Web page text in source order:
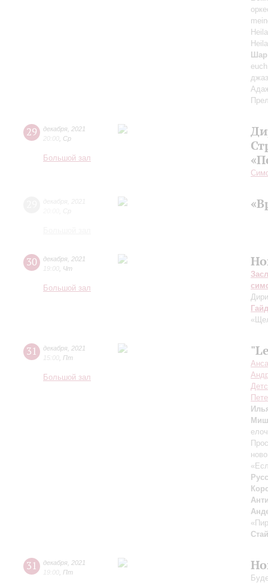
29 декабря 2021
20:00 Ср
Большой зал
30 декабря 2021
19:00 Чт
Большой зал
31 декабря 2021
15:00 Пт
Большой зал
31 декабря 2021
19:00 Пт